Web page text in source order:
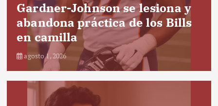
Gardner-Johnson se lesiona y
abandona práctica de los Bills
en camilla
agosto 1, 2026